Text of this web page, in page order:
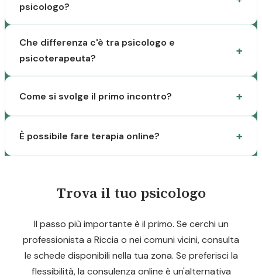
psicologo?
Che differenza c'è tra psicologo e
psicoterapeuta?
Come si svolge il primo incontro?
È possibile fare terapia online?
Trova il tuo psicologo
Il passo più importante è il primo. Se cerchi un
professionista a Riccia o nei comuni vicini, consulta
le schede disponibili nella tua zona. Se preferisci la
flessibilità, la consulenza online è un'alternativa